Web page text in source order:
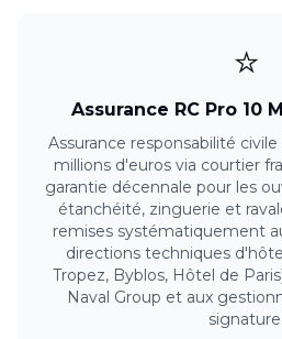
⭐
Assurance RC Pro 10
Assurance responsabilité
millions d'euros via courtier
garantie décennale pour les
étanchéité, zinguerie et
remises systématiquement
directions techniques
Tropez, Byblos, Hôtel de
Naval Group et aux
signature.